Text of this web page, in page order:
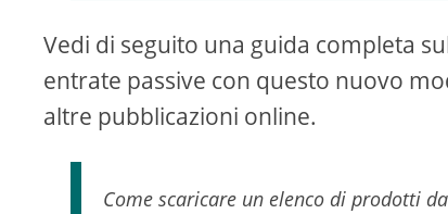
Vedi di seguito una guida completa
entrate passive con questo nuovo
altre pubblicazioni online.
Come scaricare un elenco di prodotti